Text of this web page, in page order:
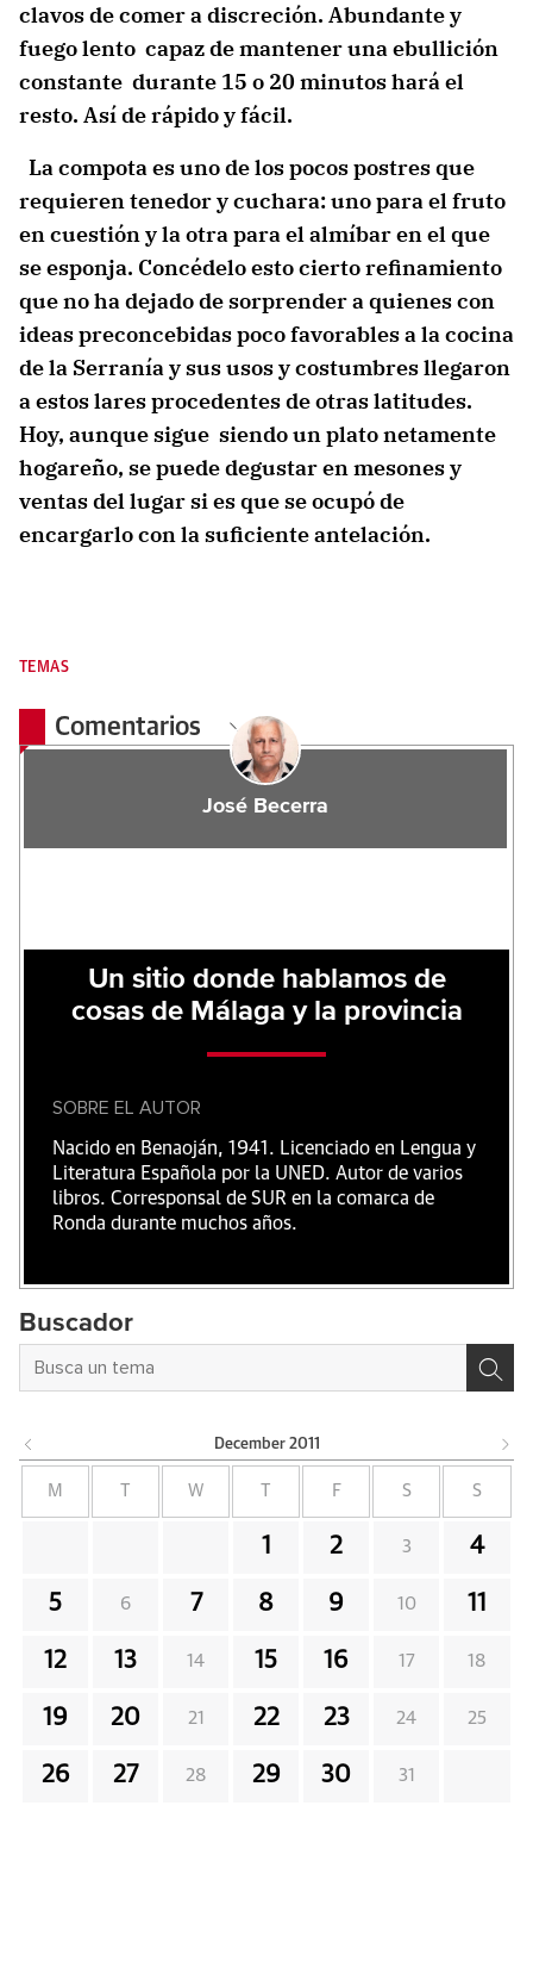
clavos de comer a discreción. Abundante y
fuego lento capaz de mantener una ebullición
constante durante 15 o 20 minutos hará el
resto. Así de rápido y fácil.
La compota es uno de los pocos postres que
requieren tenedor y cuchara: uno para el fruto
en cuestión y la otra para el almíbar en el que
se esponja. Concédelo esto cierto refinamiento
que no ha dejado de sorprender a quienes con
ideas preconcebidas poco favorables a la cocina
de la Serranía y sus usos y costumbres llegaron
a estos lares procedentes de otras latitudes.
Hoy, aunque sigue siendo un plato netamente
hogareño, se puede degustar en mesones y
ventas del lugar si es que se ocupó de
encargarlo con la suficiente antelación.
TEMAS
Comentarios
José Becerra
Un sitio donde hablamos de
cosas de Málaga y la provincia
SOBRE EL AUTOR
Nacido en Benaoján, 1941. Licenciado en Lengua y
Literatura Española por la UNED. Autor de varios
libros. Corresponsal de SUR en la comarca de
Ronda durante muchos años.
Buscador
December 2011
M W F S S
1 2 3 4
5 6 7 8 9 10 11
12 13 14 15 16 17 18
19 20 21 22 23 24 25
26 27 28 29 30 31